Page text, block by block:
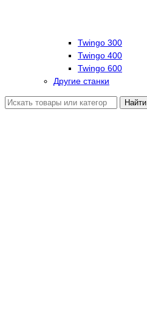
Twingo 300
Twingo 400
Twingo 600
Другие станки
Найти